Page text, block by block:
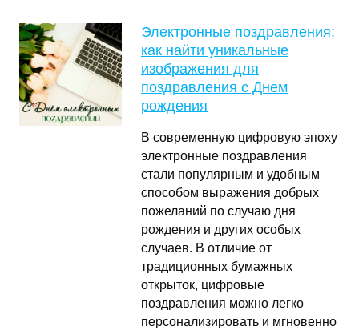
Электронные поздравления:
как найти уникальные
изображения для
поздравления с Днем
рождения
В современную цифровую эпоху
электронные поздравления
стали популярным и удобным
способом выражения добрых
пожеланий по случаю дня
рождения и других особых
случаев. В отличие от
традиционных бумажных
открыток, цифровые
поздравления можно легко
персонализировать и мгновенно